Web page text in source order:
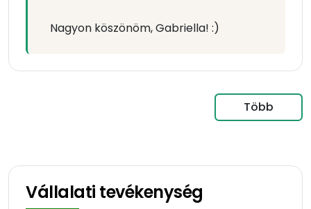
Nagyon köszönöm, Gabriella! :)
Több
Vállalati tevékenység